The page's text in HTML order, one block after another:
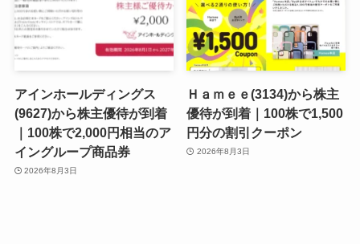
アインホールディングス
(9627)から株主優待が到着
｜100株で2,000円相当のア
イングループ商品券
2026年8月3日
Ｈａｍｅｅ(3134)から株主
優待が到着｜100株で1,500
円分の割引クーポン
2026年8月3日